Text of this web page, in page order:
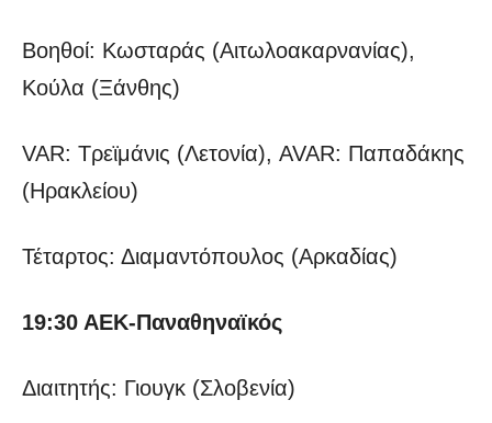
Βοηθοί: Κωσταράς (Αιτωλοακαρνανίας),
Κούλα (Ξάνθης)
VAR: Τρεϊμάνις (Λετονία), AVAR: Παπαδάκης
(Ηρακλείου)
Τέταρτος: Διαμαντόπουλος (Αρκαδίας)
19:30 ΑΕΚ-Παναθηναϊκός
Διαιτητής: Γιουγκ (Σλοβενία)